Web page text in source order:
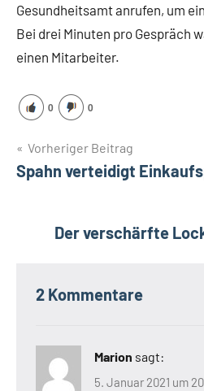
Gesundheitsamt anrufen, um
Bei drei Minuten pro Gespräch
einen Mitarbeiter.
0 0
Beitragsnavigation
Vorheriger Beitrag
Spahn verteidigt
Der verschärfte
2 Kommentare
Marion sagt:
5. Januar 2021 um